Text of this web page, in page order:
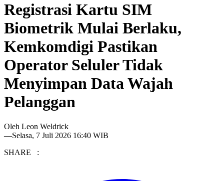
Registrasi Kartu SIM
Biometrik Mulai Berlaku,
Kemkomdigi Pastikan
Operator Seluler Tidak
Menyimpan Data Wajah
Pelanggan
Oleh Leon Weldrick
—Selasa, 7 Juli 2026 16:40 WIB
SHARE :